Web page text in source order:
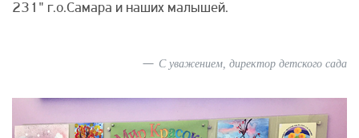
231" г.о.Самара и наших малышей.
С уважением, директор детского сада